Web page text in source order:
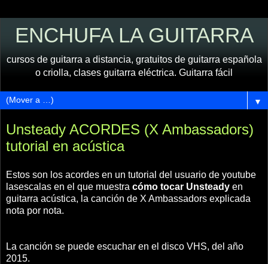
ENCHUFA LA GUITARRA
cursos de guitarra a distancia, gratuitos de guitarra española
o criolla, clases guitarra eléctrica. Guitarra fácil
▼
Unsteady ACORDES (X Ambassadors)
tutorial en acústica
Estos son los acordes en un tutorial del usuario de youtube
lasescalas en el que muestra cómo tocar Unsteady en
guitarra acústica, la canción de X Ambassadors explicada
nota por nota.
La canción se puede escuchar en el disco VHS, del año
2015.